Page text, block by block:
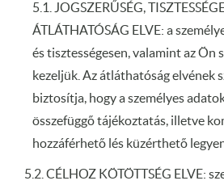
5.1. JOGSZERŰSÉG,
ÁTLÁTHATÓSÁG ELVE: a
és tisztességesen, valamint az Ön
kezeljük. Az átláthatóság elvének
biztosítja, hogy a személyes
összefüggő tájékoztatás, illetve
hozzáférhető lés küzérthető
5.2. CÉLHOZ KÖTÖTTSÉG ELVE: